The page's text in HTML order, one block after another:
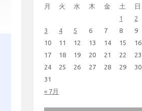
月
火 水 木 金 土 日
« 7月
1
2
3
4 5 6 7 8
9
10
11 12 13 14 15
16
17
18 19 20 21 22
23
24
25 26 27 28 29
30
31